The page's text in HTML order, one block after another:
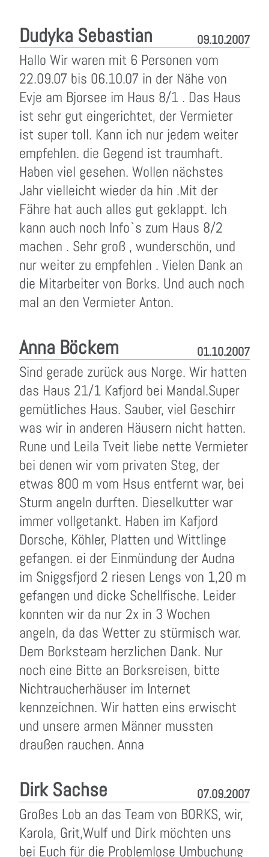
Dudyka Sebastian 09.10.2007
Hallo Wir waren mit 6 Personen vom
22.09.07 bis 06.10.07 in der Nähe von
Evje am Bjorsee im Haus 8/1 . Das Haus
ist sehr gut eingerichtet, der Vermieter
ist super toll. Kann ich nur jedem weiter
empfehlen. die Gegend ist traumhaft.
Haben viel gesehen. Wollen nächstes
Jahr vielleicht wieder da hin .Mit der
Fähre hat auch alles gut geklappt. Ich
kann auch noch Info`s zum Haus 8/2
machen . Sehr groß , wunderschön, und
nur weiter zu empfehlen . Vielen Dank an
die Mitarbeiter von Borks. Und auch noch
mal an den Vermieter Anton.
Anna Böckem 01.10.2007
Sind gerade zurück aus Norge. Wir hatten
das Haus 21/1 Kafjord bei Mandal.Super
gemütliches Haus. Sauber, viel Geschirr
was wir in anderen Häusern nicht hatten.
Rune und Leila Tveit liebe nette Vermieter
bei denen wir vom privaten Steg, der
etwas 800 m vom Hsus entfernt war, bei
Sturm angeln durften. Dieselkutter war
immer vollgetankt. Haben im Kafjord
Dorsche, Köhler, Platten und Wittlinge
gefangen. ei der Einmündung der Audna
im Sniggsfjord 2 riesen Lengs von 1,20 m
gefangen und dicke Schellfische. Leider
konnten wir da nur 2x in 3 Wochen
angeln, da das Wetter zu stürmisch war.
Dem Borksteam herzlichen Dank. Nur
noch eine Bitte an Borksreisen, bitte
Nichtraucherhäuser im Internet
kennzeichnen. Wir hatten eins erwischt
und unsere armen Männer mussten
draußen rauchen. Anna
Dirk Sachse 07.09.2007
Großes Lob an das Team von BORKS, wir,
Karola, Grit,Wulf und Dirk möchten uns
bei Euch für die Problemlose Umbuchung